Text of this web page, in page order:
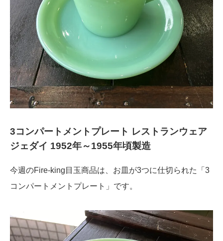
3コンパートメントプレート レストランウェア
ジェダイ 1952年～1955年頃製造
今週のFire-king目玉商品は、お皿が3つに仕切られた「3
コンパートメントプレート」です。